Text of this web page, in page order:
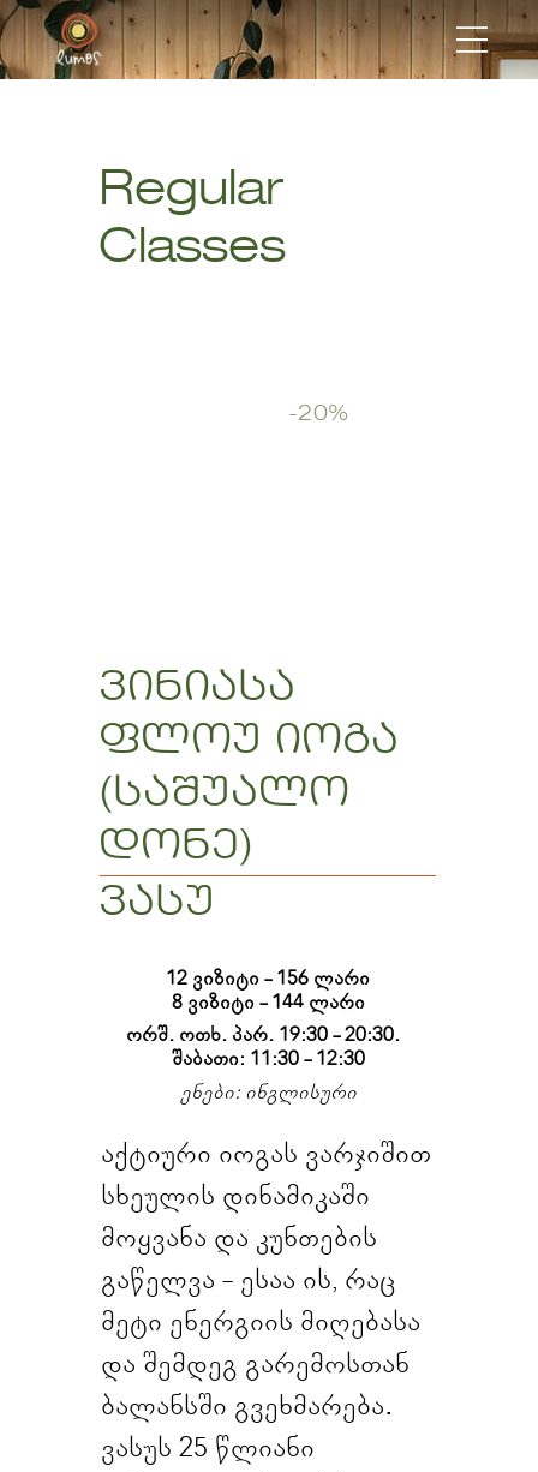
Regular
Classes
-20%
ვინიასა
ფლოუ იოგა
(საშუალო
დონე)
ვასუ
12 ვიზიტი - 156 ლარი
8 ვიზიტი - 144 ლარი
ორშ. ოთხ. პარ. 19:30 - 20:30.
შაბათი: 11:30 - 12:30
ენები: ინგლისური
აქტიური იოგას ვარჯიშით
სხეულის დინამიკაში
მოყვანა და კუნთების
გაწელვა - ესაა ის, რაც
მეტი ენერგიის მიღებასა
და შემდეგ გარემოსთან
ბალანსში გვეხმარება.
ვასუს 25 წლიანი